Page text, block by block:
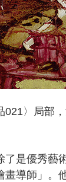
021〉局部
了是優秀藝
畫導師」。